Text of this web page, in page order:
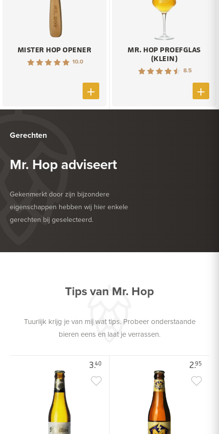
MISTER HOP OPENER
10.0
MR. HOP PROEFGLAS
(KLEIN)
8.5
Gerechten
Mr. Hop adviseert
Gekenmerkt door zijn bijzondere
eigenschappen hebben wij hier enkele
gerechten bij geselecteerd.
HEERLIJK BIJ
Tips van Mr. Hop
Tuurlijk krijg je van mij wat tips. Probeer onderstaande
bieren eens en laat je verrassen.
3.40 2.95